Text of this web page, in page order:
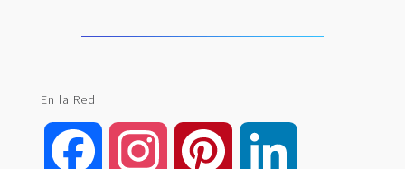
En la Red
Facebook Instagram Pinterest